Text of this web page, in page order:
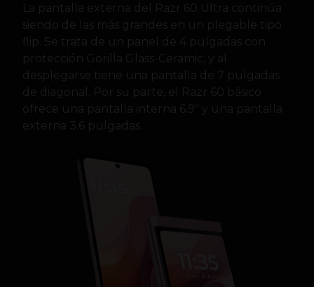
La pantalla externa del Razr 60 Ultra continúa
siendo de las más grandes en un plegable tipo
flip. Se trata de un panel de 4 pulgadas con
protección Gorilla Glass-Ceramic, y al
desplegarse tiene una pantalla de 7 pulgadas
de diagonal. Por su parte, el Razr 60 básico
ofrece una pantalla interna 6.9″ y una pantalla
externa 3.6 pulgadas.